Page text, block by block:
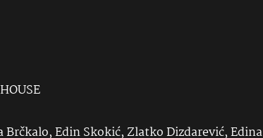
Brčkalo, Edin Skokić, Zlatko Dizdarević, Edina